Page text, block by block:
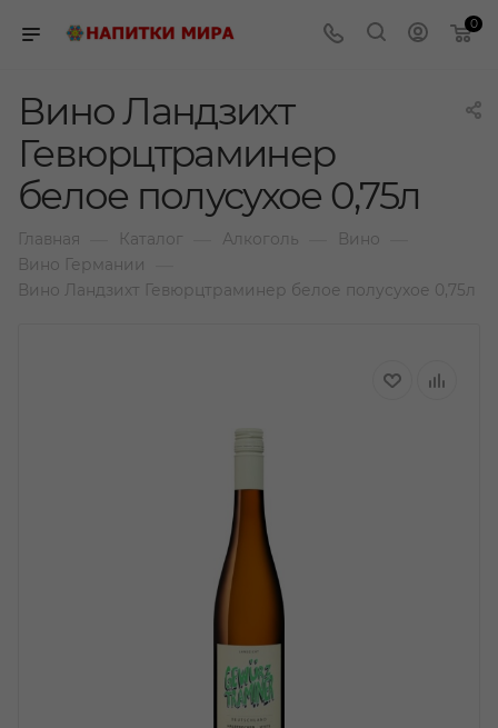
0
Вино Ландзихт
Гевюрцтраминер
белое полусухое 0,75л
Главная Каталог Алкоголь Вино
Вино Германии
Вино Ландзихт Гевюрцтраминер белое полусухое 0,75л